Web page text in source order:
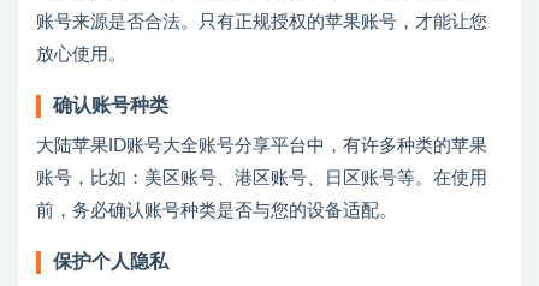
账号来源是否合法。只有正规授权的苹果账号，才能让您
放心使用。
确认账号种类
大陆苹果ID账号大全账号分享平台中，有许多种类的苹果
账号，比如：美区账号、港区账号、日区账号等。在使用
前，务必确认账号种类是否与您的设备适配。
保护个人隐私